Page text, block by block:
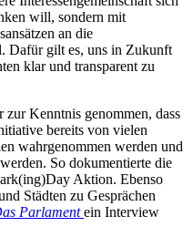
will, sondern mit
an die
Dafür gilt es, uns in Zukunft
klar und transparent zu
Kenntnis genommen, dass
bereits von vielen
wahrgenommen werden und
So dokumentierte die
Aktion. Ebenso
Städten zu Gesprächen
Parlament ein Interview